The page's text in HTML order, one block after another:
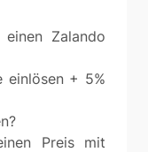
Zalando
einlösen + 5%
Preis mit